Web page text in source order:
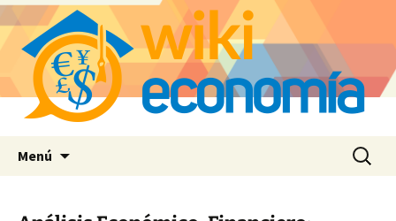
Menú Buscar: